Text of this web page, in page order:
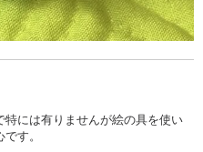
には有りませんが絵の具を使い
す。